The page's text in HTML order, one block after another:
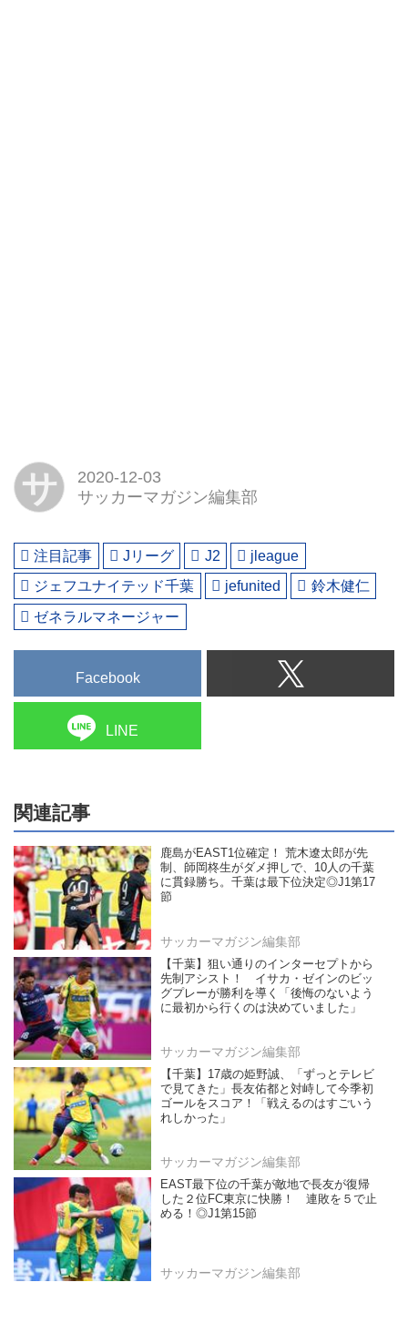
サ
2020-12-03
サッカーマガジン編集部
注目記事 Jリーグ J2
jleague
ジェフユナイテッド千葉
jefunited
鈴木健仁
ゼネラルマネージャー
Facebook
LINE
関連記事
鹿島がEAST1位確定！ 荒木遼太郎が先
制、師岡柊生がダメ押しで、10人の千葉
に貫録勝ち。千葉は最下位決定◎J1第17
節
サッカーマガジン編集部
【千葉】狙い通りのインターセプトから
先制アシスト！ イサカ・ゼインのビッ
グプレーが勝利を導く「後悔のないよう
に最初から行くのは決めていました」
サッカーマガジン編集部
【千葉】17歳の姫野誠、「ずっとテレビ
で見てきた」長友佑都と対峙して今季初
ゴールをスコア！「戦えるのはすごいう
れしかった」
サッカーマガジン編集部
EAST最下位の千葉が敵地で長友が復帰
した２位FC東京に快勝！ 連敗を５で止
める！◎J1第15節
サッカーマガジン編集部